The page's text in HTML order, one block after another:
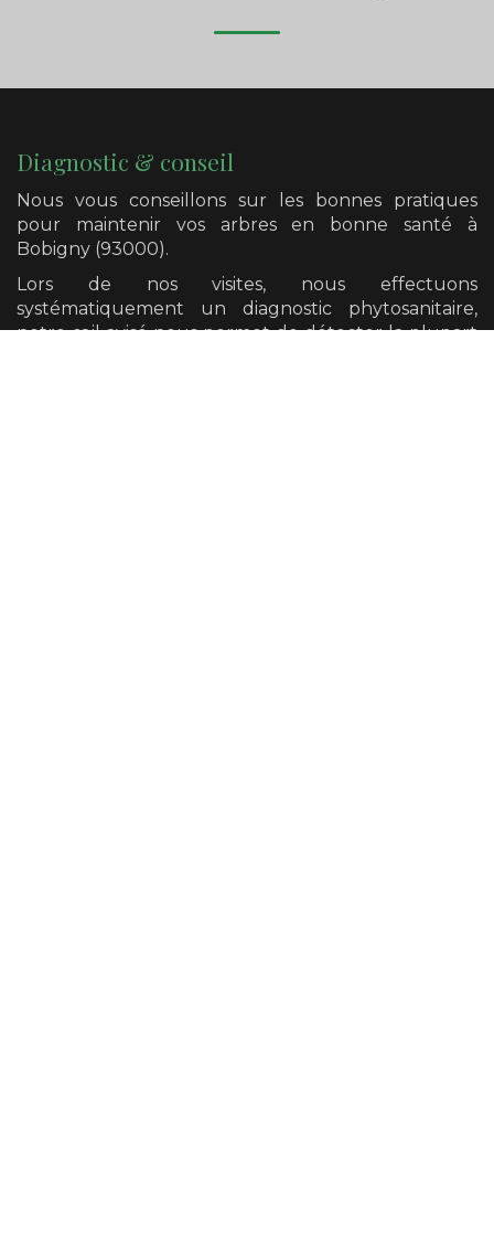
Diagnostic & conseil
Nous vous conseillons sur les bonnes pratiques
pour maintenir vos arbres en bonne santé à
Bobigny (93000).
Lors de nos visites, nous effectuons
systématiquement un diagnostic phytosanitaire,
notre œil avisé nous permet de détecter la plupart